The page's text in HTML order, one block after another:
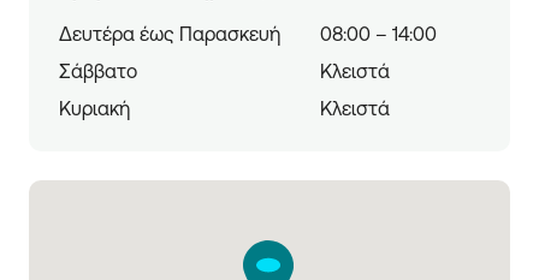
Δευτέρα έως Παρασκευή
08:00 – 14:00
Σάββατο
Κλειστά
Κυριακή
Κλειστά